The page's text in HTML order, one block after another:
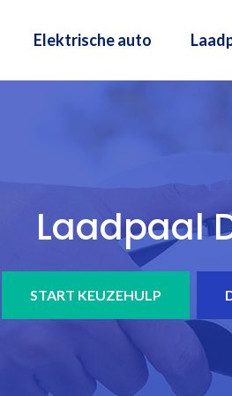
Elektrische auto
Laadpaal
START KEUZEHULP